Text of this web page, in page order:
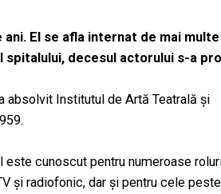
El se afla internat de mai multe
decesul actorului s-a
absolvit Institutul de Artă Teatrală şi
este cunoscut pentru numeroase
şi radiofonic, dar şi pentru cele